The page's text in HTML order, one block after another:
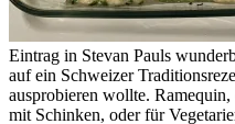
Eintrag in Stevan Pauls
auf ein Schweizer
ausprobieren wollte.
mit Schinken, oder für